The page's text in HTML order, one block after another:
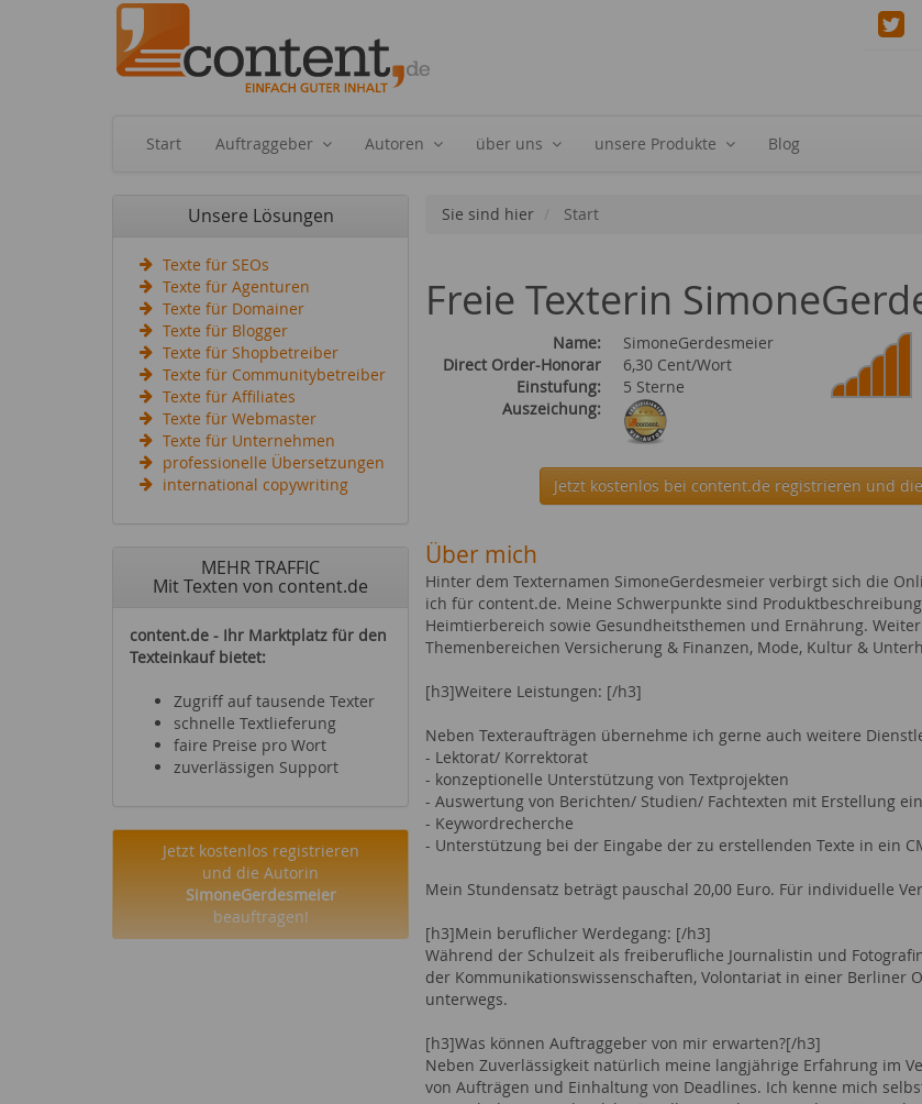
Start Auftraggeber Autoren über uns unsere Produkte Blog
Unsere Lösungen
Texte für SEOs
Texte für Agenturen
Texte für Domainer
Texte für Blogger
Texte für Shopbetreiber
Texte für Communitybetreiber
Texte für Affiliates
Texte für Webmaster
Texte für Unternehmen
professionelle Übersetzungen
international copywriting
MEHR TRAFFIC
Mit Texten von content.de
content.de - Ihr Marktplatz für den
Texteinkauf bietet:
Zugriff auf tausende Texter
schnelle Textlieferung
faire Preise pro Wort
zuverlässigen Support
Jetzt kostenlos registrieren
und die Autorin
SimoneGerdesmeier
beauftragen!
Sie sind hier Start
Freie Texterin
Name:
SimoneGerdesmeier
Direct Order-Honorar
6,30 Cent/Wort
Einstufung:
5 Sterne
Auszeichung:
Jetzt kostenlos bei content.de registrieren und
Über mich
Hinter dem Texternamen SimoneGerdesmeier verbirgt sich die
ich für content.de. Meine Schwerpunkte sind
Heimtierbereich sowie Gesundheitsthemen und Ernährung.
Themenbereichen Versicherung & Finanzen, Mode, Kultur &
[h3]Weitere Leistungen: [/h3]
Neben Texteraufträgen übernehme ich gerne auch weitere
- Lektorat/ Korrektorat
- konzeptionelle Unterstützung von Textprojekten
- Auswertung von Berichten/ Studien/ Fachtexten mit Erstellung
- Keywordrecherche
- Unterstützung bei der Eingabe der zu erstellenden Texte in ein
Mein Stundensatz beträgt pauschal 20,00 Euro. Für individuelle
[h3]Mein beruflicher Werdegang: [/h3]
Während der Schulzeit als freiberufliche Journalistin und
der Kommunikationswissenschaften, Volontariat in einer Berliner
unterwegs.
[h3]Was können Auftraggeber von mir erwarten?[/h3]
Neben Zuverlässigkeit natürlich meine langjährige Erfahrung im
von Aufträgen und Einhaltung von Deadlines. Ich kenne mich